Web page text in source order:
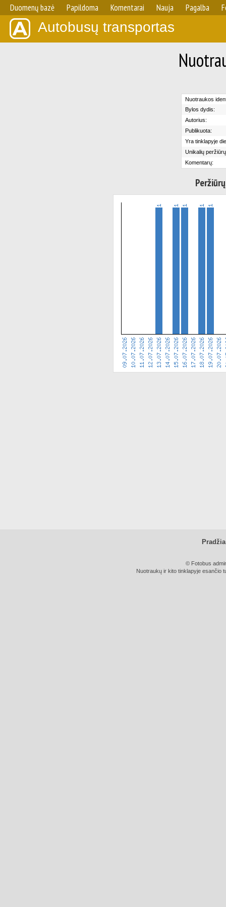
Duomenų bazė Papildoma Komentarai Nauja Pagalba
Autobusų transportas
Nuotraukos
Bylos dydis:
Autorius:
Publikuota:
Yra tinklapyje
Unikalių
Komentarų:
Pradžia
© Fotobus
Nuotraukų ir kito tinklapyje esančio